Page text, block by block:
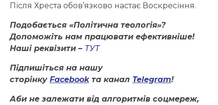
Після Хреста обов’язково настає Воскресіння.
Подобається «Політична теологія»?
Допоможіть нам працювати ефективніше!
Наші реквізити – ТУТ
Підпишіться на нашу
сторінку Facebookта канал Telegram!
Аби не залежати від алгоритмів соцмереж,